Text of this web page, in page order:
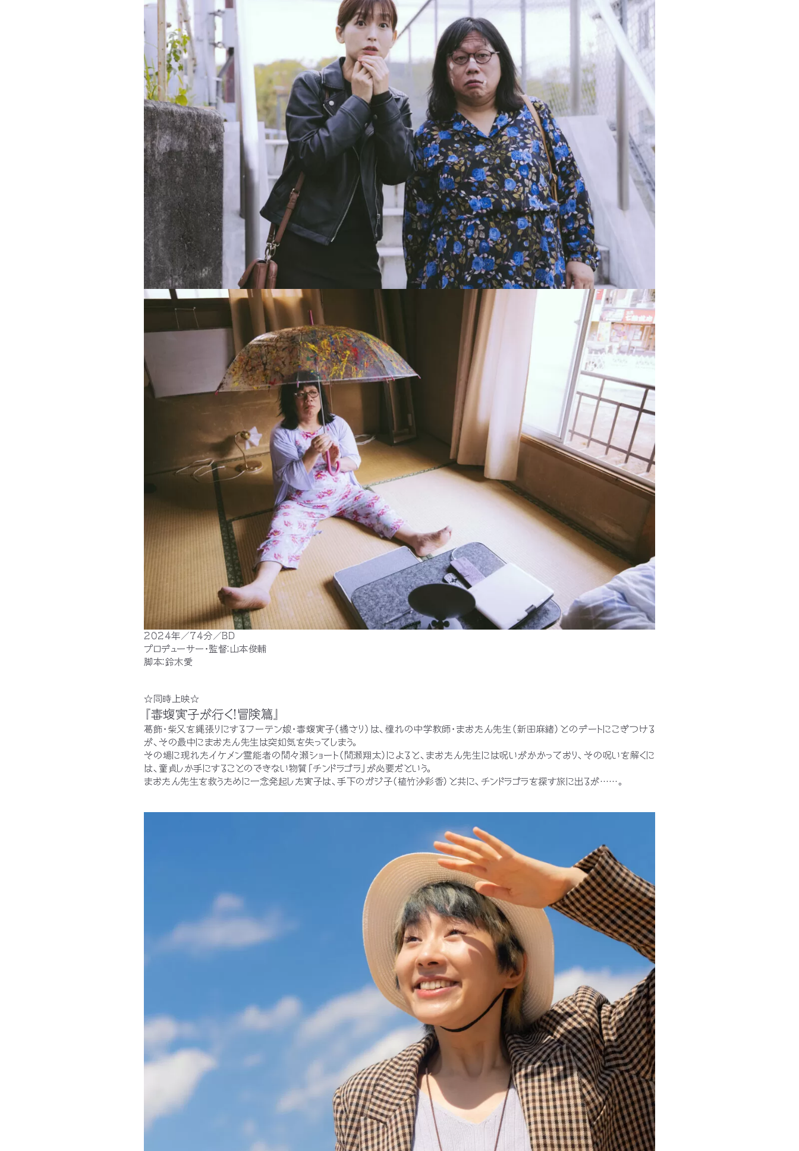
2024年／74分／BD
プロデューサー・監督：山本俊輔
脚本：鈴木愛
☆同時上映☆
『毒蝮寅子が行く！冒険篇』
葛飾・柴又を縄張りにするフーテン娘・毒蝮寅子（橘さり）は、憧れの中学教師・まおたん先生（新田麻緒）とのデートにこぎつける
が、その最中にまおたん先生は突如気を失ってしまう。
その場に現れたイケメン霊能者の間々瀬ショート（間瀬翔太）によると、まおたん先生には呪いがかかっており、その呪いを解くに
は、童貞しか手にすることのできない物質「チンドラゴラ」が必要だという。
まおたん先生を救うために一念発起した寅子は、手下のガジ子（植竹沙彩香）と共に、チンドラゴラを探す旅に出るが……。